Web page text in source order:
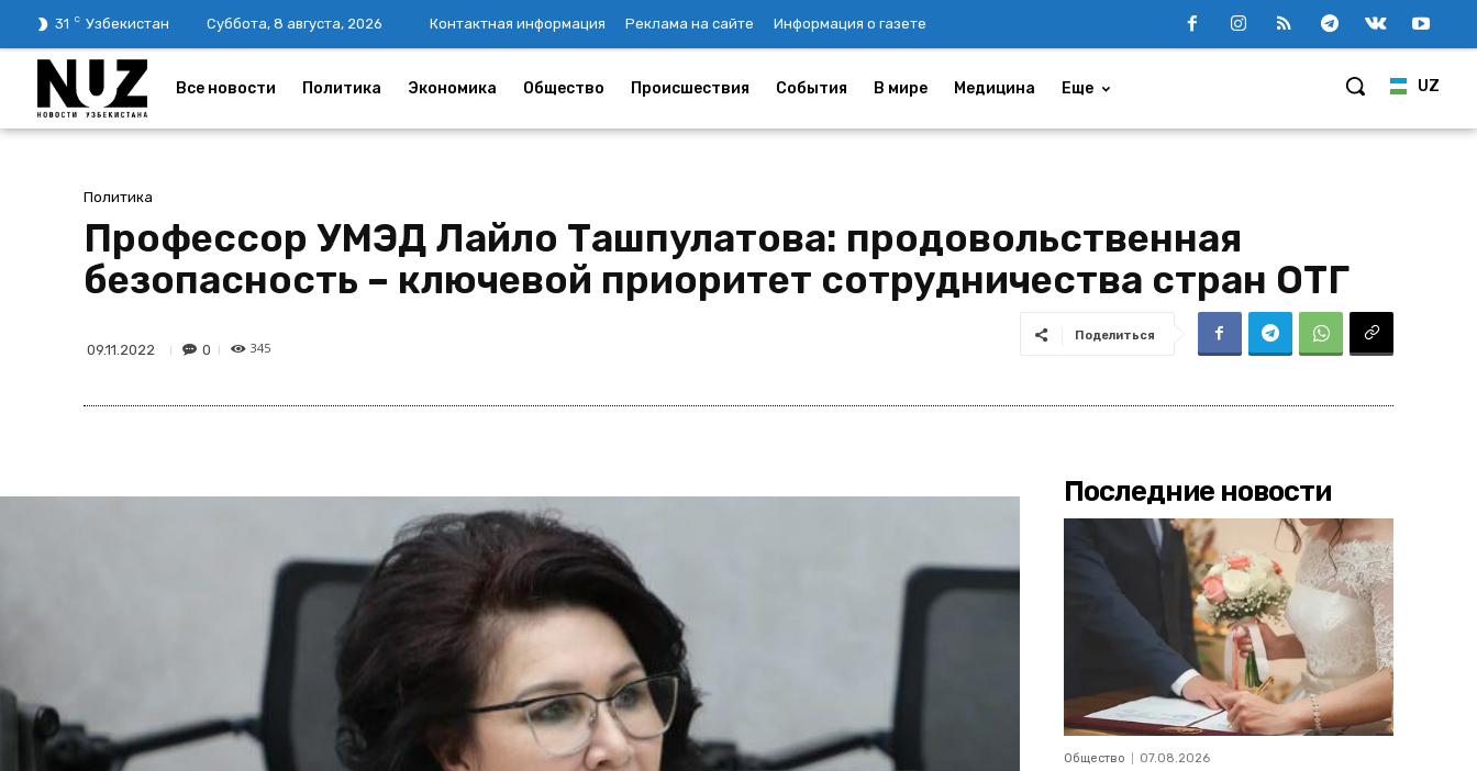
31 C Узбекистан Суббота, 8 августа, 2026 Контактная информация Реклама на сайте Информация о газете
UZ
Все новости Политика Экономика Общество Происшествия События В мире Медицина Еще
Политика
Профессор УМЭД Лайло Ташпулатова: продовольственная
безопасность – ключевой приоритет сотрудничества стран ОТГ
09.11.2022 0 345
Поделиться
Последние новости
Общество 07.08.2026